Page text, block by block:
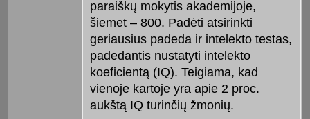
paraiškų mokytis akademijoje,
šiemet – 800. Padėti atsirinkti
geriausius padeda ir intelekto testas,
padedantis nustatyti intelekto
koeficientą (IQ). Teigiama, kad
vienoje kartoje yra apie 2 proc.
aukštą IQ turinčių žmonių.